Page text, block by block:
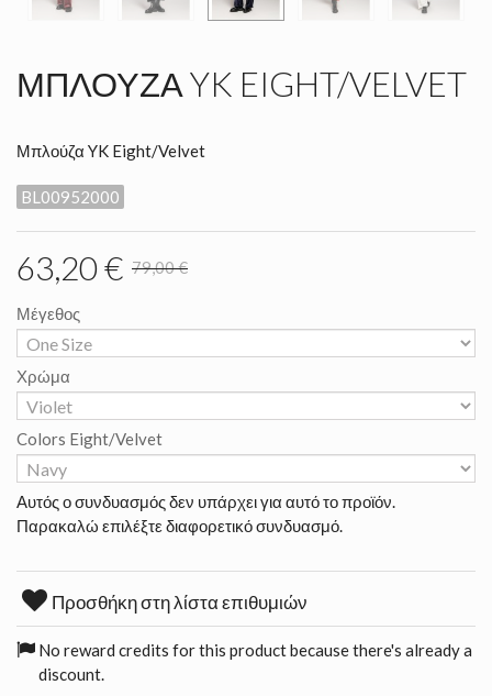
ΜΠΛΟΎΖΑ YK EIGHT/VELVET
Μπλούζα YK Eight/Velvet
BL00952000
63,20 € 79,00 €
Μέγεθος
Χρώμα
Colors Eight/Velvet
Αυτός ο συνδυασμός δεν υπάρχει για αυτό το προϊόν.
Παρακαλώ επιλέξτε διαφορετικό συνδυασμό.
Προσθήκη στη λίστα επιθυμιών
No reward credits for this product because there's already a
discount.